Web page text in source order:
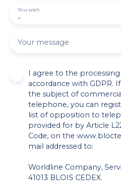
-
You wish
Your message
I agree to the
accordance with GDPR.
the subject of
telephone, you can
list of opposition to
provided for by Article
Code, on the
mail addressed to:
Worldline Company,
41013 BLOIS CEDEX.